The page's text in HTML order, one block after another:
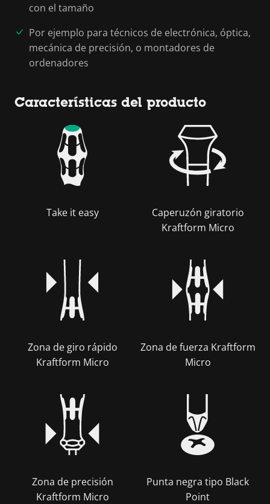
con el tamaño
Por ejemplo para técnicos de electrónica, óptica,
mecánica de precisión, o montadores de
ordenadores
Características del producto
Take it easy
Caperuzón giratorio
Kraftform Micro
Zona de giro rápido
Kraftform Micro
Zona de fuerza Kraftform
Micro
Zona de precisión
Kraftform Micro
Punta negra tipo Black
Point